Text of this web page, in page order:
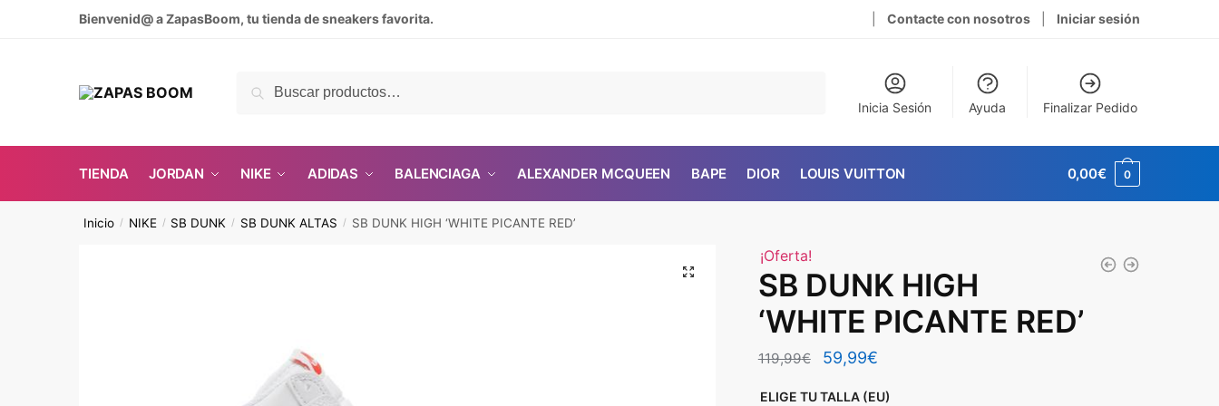
Bienvenid@ a ZapasBoom, tu tienda de sneakers favorita. Contacte con nosotros Iniciar sesión
Buscar
por:
Buscar
Inicia Sesión
Ayuda Finalizar Pedido
TIENDA JORDAN NIKE ADIDAS BALENCIAGA ALEXANDER MCQUEEN BAPE DIOR LOUIS VUITTON 0,00€ 0
Inicio / NIKE / SB DUNK / SB DUNK ALTAS / SB DUNK HIGH ‘WHITE PICANTE RED’
🔍
¡Oferta!
SB DUNK HIGH
‘WHITE PICANTE RED’
119,99€
El
59,99€El
ELIGE TU TALLA (EU)